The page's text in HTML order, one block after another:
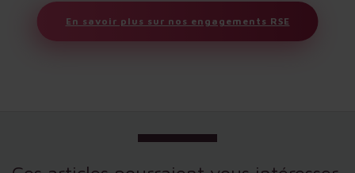
En savoir plus sur nos engagements RSE